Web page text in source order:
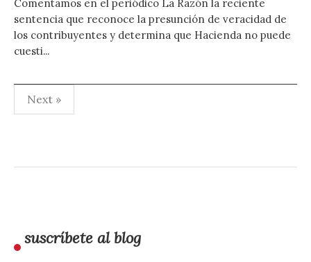
Comentamos en el periódico La Razón la reciente
sentencia que reconoce la presunción de veracidad de
los contribuyentes y determina que Hacienda no puede
cuesti...
Paginación
de
Next »
suscríbete al blog